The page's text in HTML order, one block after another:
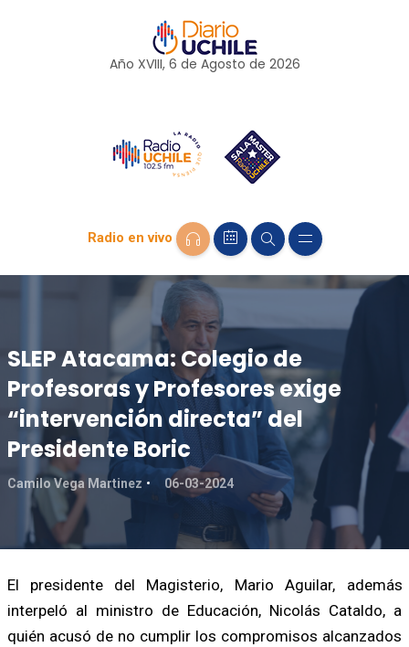
Año XVIII, 6 de Agosto de 2026
Radio en vivo
SLEP Atacama: Colegio de
Profesoras y Profesores exige
“intervención directa” del
Presidente Boric
Camilo Vega Martinez 06-03-2024
El presidente del Magisterio, Mario Aguilar, además
interpeló al ministro de Educación, Nicolás Cataldo, a
quién acusó de no cumplir los compromisos alcanzados